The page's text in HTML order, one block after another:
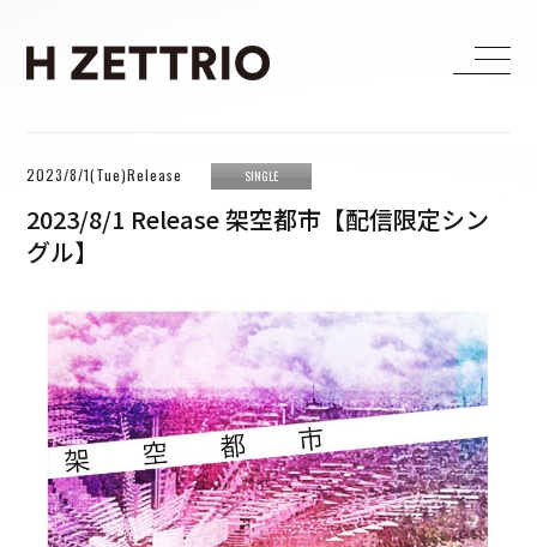
HOME
LIVE
MEDIA
BIOGRAPHY
DISCOGRAPHY
CONTACT
FANCLUB
H ZETTRIO
2023/8/1(Tue)Release SINGLE
2023/8/1 Release 架空都市【配信限定シン
グル】